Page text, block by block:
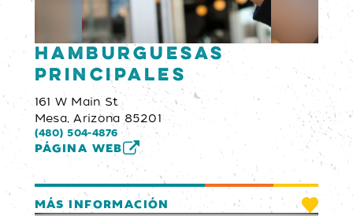
Hamburguesas
principales
161 W Main St
Mesa, Arizona 85201
(480) 504-4876
PÁGINA WEB
MÁS INFORMACIÓN